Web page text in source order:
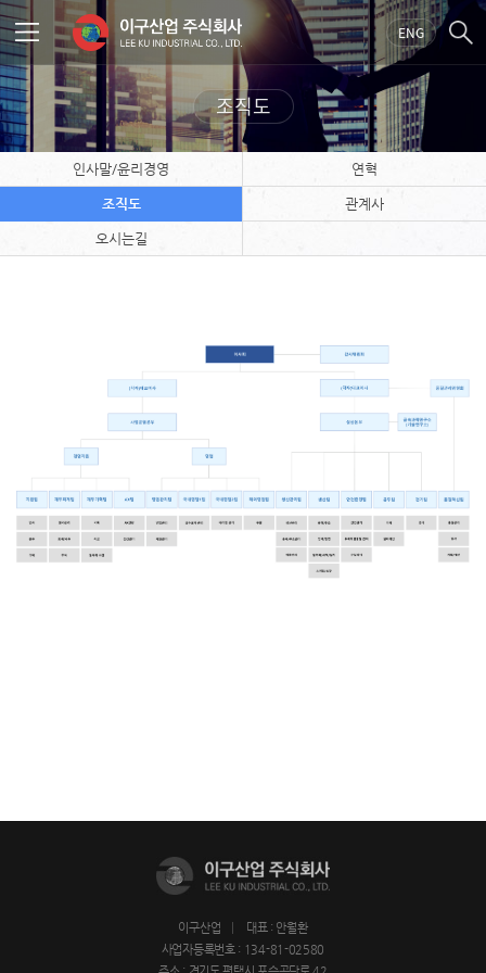
ENG
조직도
인사말/윤리경영 연혁
조직도 관계사
오시는길
이구산업
대표 : 안월환
사업자등록번호 : 134-81-02580